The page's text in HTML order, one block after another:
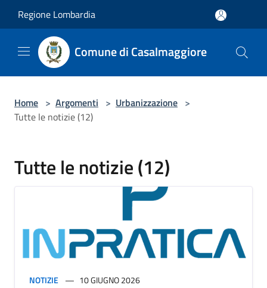
Regione Lombardia
Comune di Casalmaggiore
Home > Argomenti > Urbanizzazione >
Tutte le notizie (12)
Tutte le notizie (12)
NOTIZIE 10 GIUGNO 2026